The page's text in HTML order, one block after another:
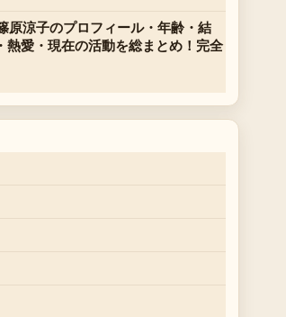
原涼子のプロフィール・年齢・結
熱愛・現在の活動を総まとめ！完全